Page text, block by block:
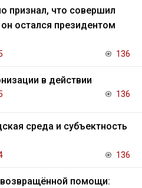
признал, что совершил
остался президентом
136
в действии
136
среда и субъектность
136
помощи: